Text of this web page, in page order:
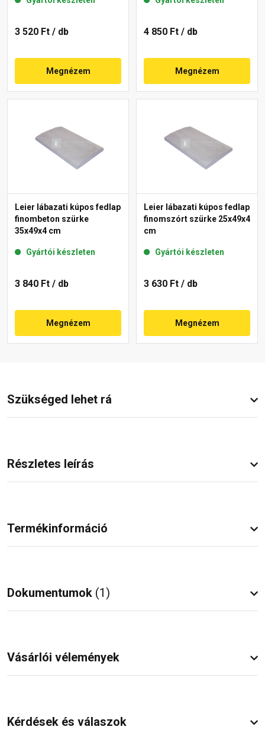
3 520 Ft / db
Megnézem
4 850 Ft / db
Megnézem
Leier lábazati kúpos fedlap
finombeton szürke
35x49x4 cm
Gyártói készleten
3 840 Ft / db
Megnézem
Leier lábazati kúpos fedlap
finomszórt szürke 25x49x4
cm
Gyártói készleten
3 630 Ft / db
Megnézem
Szükséged lehet rá
Részletes leírás
Termékinformáció
Dokumentumok (1)
Vásárlói vélemények
Kérdések és válaszok